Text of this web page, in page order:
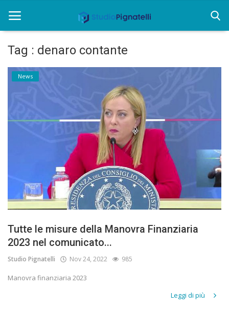
Home
Approfondimenti
Contatti
Tag : denaro contante
News
Tutte le misure della Manovra Finanziaria
2023 nel comunicato...
Studio Pignatelli Nov 24, 2022 985
Manovra finanziaria 2023
Leggi di più